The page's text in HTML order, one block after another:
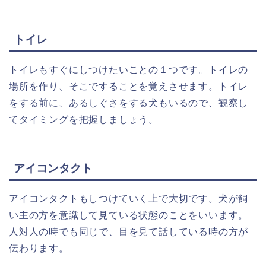
トイレ
トイレもすぐにしつけたいことの１つです。トイレの
場所を作り、そこですることを覚えさせます。トイレ
をする前に、あるしぐさをする犬もいるので、観察し
てタイミングを把握しましょう。
アイコンタクト
アイコンタクトもしつけていく上で大切です。犬が飼
い主の方を意識して見ている状態のことをいいます。
人対人の時でも同じで、目を見て話している時の方が
伝わります。